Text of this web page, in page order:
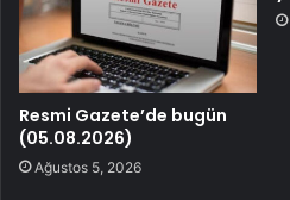
Resmi Gazete’de bugün
(05.08.2026)
Ağustos 5, 2026